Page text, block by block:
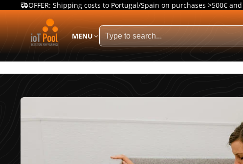
OFFER: Shipping costs to Portugal/Spain on purchases >500€
MENU